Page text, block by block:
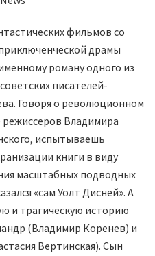
фильмов со
драмы
роману одного из
писателей-
Говоря о революционном
Владимира
испытываешь
книги в виду
масштабных подводных
«сам Уолт Дисней». А
и трагическую историю
(Владимир Коренев) и
Вертинская). Сын